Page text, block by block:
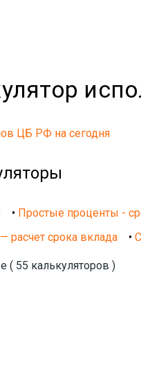
ЦБ РФ на сегодня
• Простые проценты -
срока вклада •
( 55 калькуляторов )